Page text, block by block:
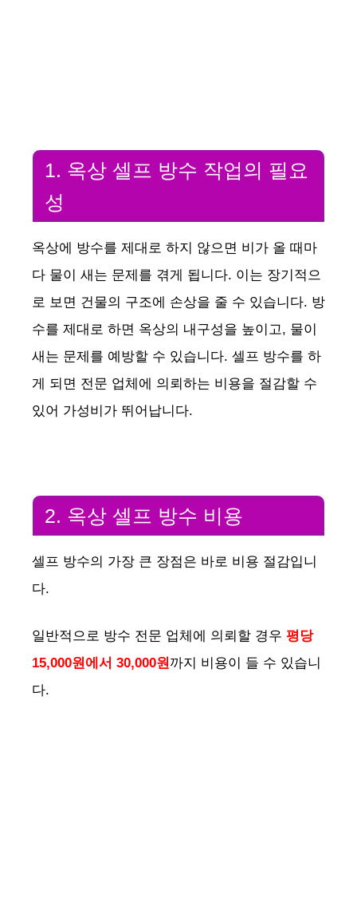
1. 옥상 셀프 방수 작업의 필요
성
옥상에 방수를 제대로 하지 않으면 비가 올 때마
다 물이 새는 문제를 겪게 됩니다. 이는 장기적으
로 보면 건물의 구조에 손상을 줄 수 있습니다. 방
수를 제대로 하면 옥상의 내구성을 높이고, 물이
새는 문제를 예방할 수 있습니다. 셀프 방수를 하
게 되면 전문 업체에 의뢰하는 비용을 절감할 수
있어 가성비가 뛰어납니다.
2. 옥상 셀프 방수 비용
셀프 방수의 가장 큰 장점은 바로 비용 절감입니
다.
일반적으로 방수 전문 업체에 의뢰할 경우 평당
15,000원에서 30,000원까지 비용이 들 수 있습니
다.